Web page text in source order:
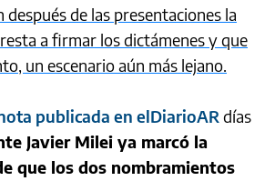
después de las presentaciones la
a firmar los dictámenes y que
un escenario aún más lejano.
publicada en elDiarioAR días
Javier Milei ya marcó la
que los dos nombramientos